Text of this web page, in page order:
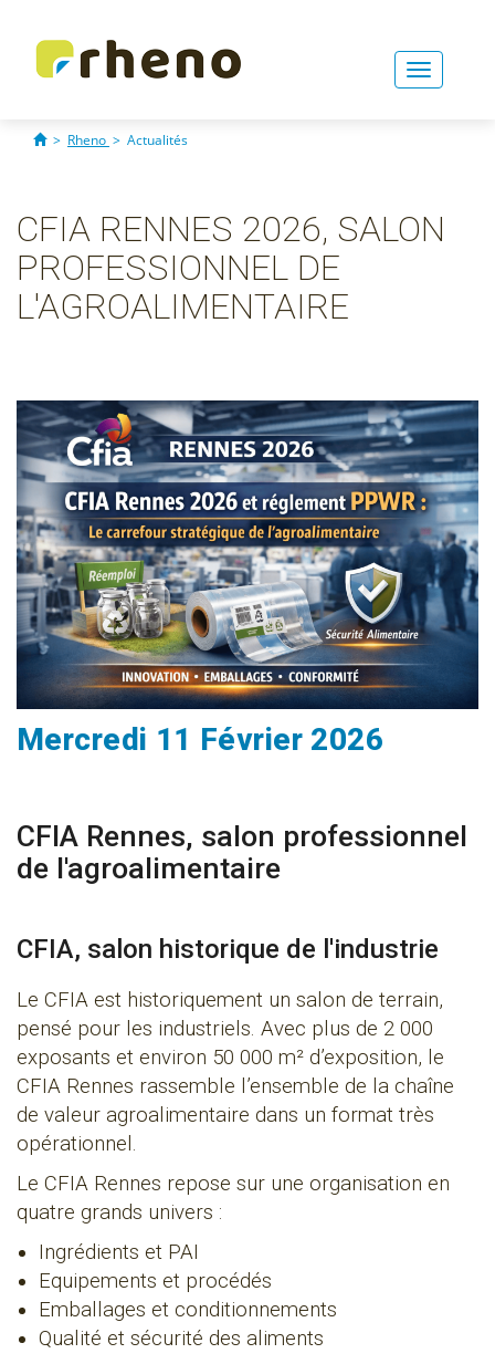
Toggle
> Rheno > Actualités
CFIA RENNES 2026, SALON
PROFESSIONNEL DE
L'AGROALIMENTAIRE
Mercredi 11 Février 2026
CFIA Rennes, salon professionnel
de l'agroalimentaire
CFIA, salon historique de l'industrie
Le CFIA est historiquement un salon de terrain,
pensé pour les industriels. Avec plus de 2 000
exposants et environ 50 000 m² d’exposition, le
CFIA Rennes rassemble l’ensemble de la chaîne
de valeur agroalimentaire dans un format très
opérationnel.
Le CFIA Rennes repose sur une organisation en
quatre grands univers :
Ingrédients et PAI
Equipements et procédés
Emballages et conditionnements
Qualité et sécurité des aliments